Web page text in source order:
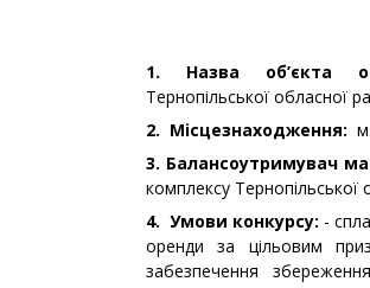
1. Назва об’єкта
Тернопільської обласної
2. Місцезнаходження:
3. Балансоутримувач
комплексу Тернопільської
4. Умови конкурсу: -
оренди за цільовим
забезпечення